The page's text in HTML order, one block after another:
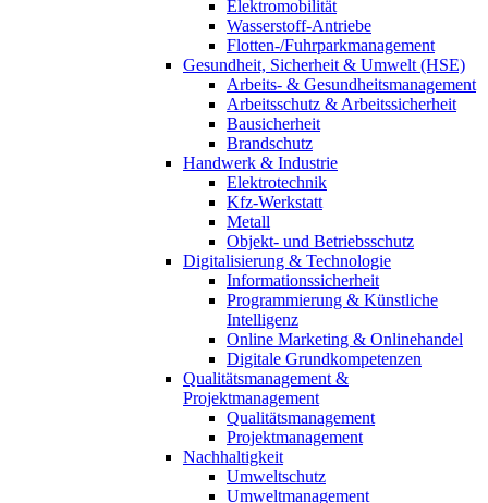
Elektromobilität
Wasserstoff-Antriebe
Flotten-/Fuhrparkmanagement
Gesundheit, Sicherheit & Umwelt (HSE)
Arbeits- & Gesundheitsmanagement
Arbeitsschutz & Arbeitssicherheit
Bausicherheit
Brandschutz
Handwerk & Industrie
Elektrotechnik
Kfz-Werkstatt
Metall
Objekt- und Betriebsschutz
Digitalisierung & Technologie
Informationssicherheit
Programmierung & Künstliche
Intelligenz
Online Marketing & Onlinehandel
Digitale Grundkompetenzen
Qualitätsmanagement &
Projektmanagement
Qualitätsmanagement
Projektmanagement
Nachhaltigkeit
Umweltschutz
Umweltmanagement